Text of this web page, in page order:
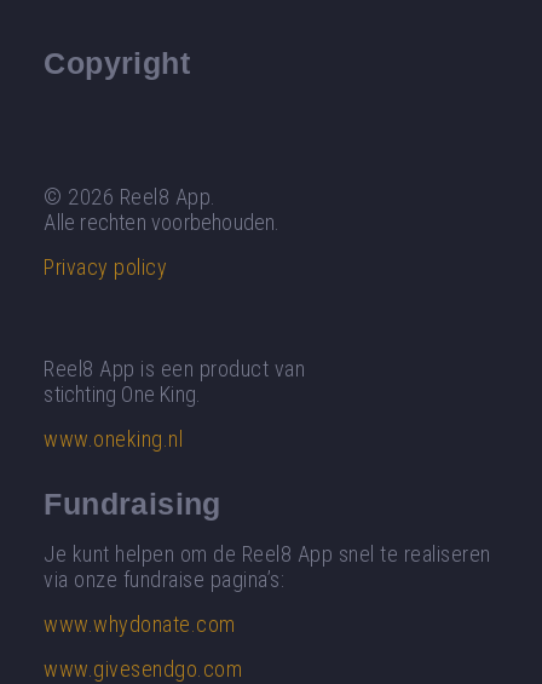
Copyright
© 2026 Reel8 App.
Alle rechten voorbehouden.
Privacy policy
Reel8 App is een product van
stichting One King.
www.oneking.nl
Fundraising
Je kunt helpen om de Reel8 App snel te realiseren
via onze fundraise pagina’s:
www.whydonate.com
www.givesendgo.com